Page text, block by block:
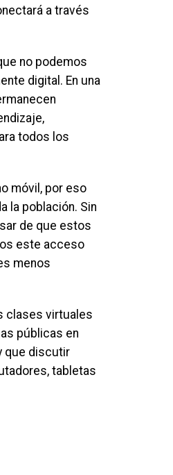
a través
no podemos
digital. En una
todos los
móvil, por eso
la población. Sin
de que estos
este acceso
menos
clases virtuales
públicas en
que discutir
tabletas